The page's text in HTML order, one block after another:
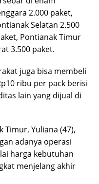
2.000 paket,
Selatan 2.500
Pontianak Timur
3.500 paket.
juga bisa membeli
ribu per pack berisi
lain yang dijual di
Timur, Yuliana (47),
adanya operasi
harga kebutuhan
menjelang akhir